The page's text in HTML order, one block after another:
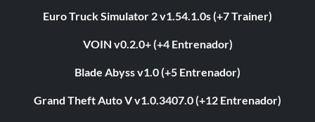
Euro Truck Simulator 2 v1.54.1.0s (+7 Trainer)
VOIN v0.2.0+ (+4 Entrenador)
Blade Abyss v1.0 (+5 Entrenador)
Grand Theft Auto V v1.0.3407.0 (+12 Entrenador)